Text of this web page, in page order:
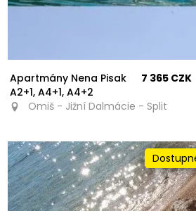
Apartmány Nena Pisak
A2+1, A4+1, A4+2
7 365 CZK
Omiš - Jižní Dalmácie - Split